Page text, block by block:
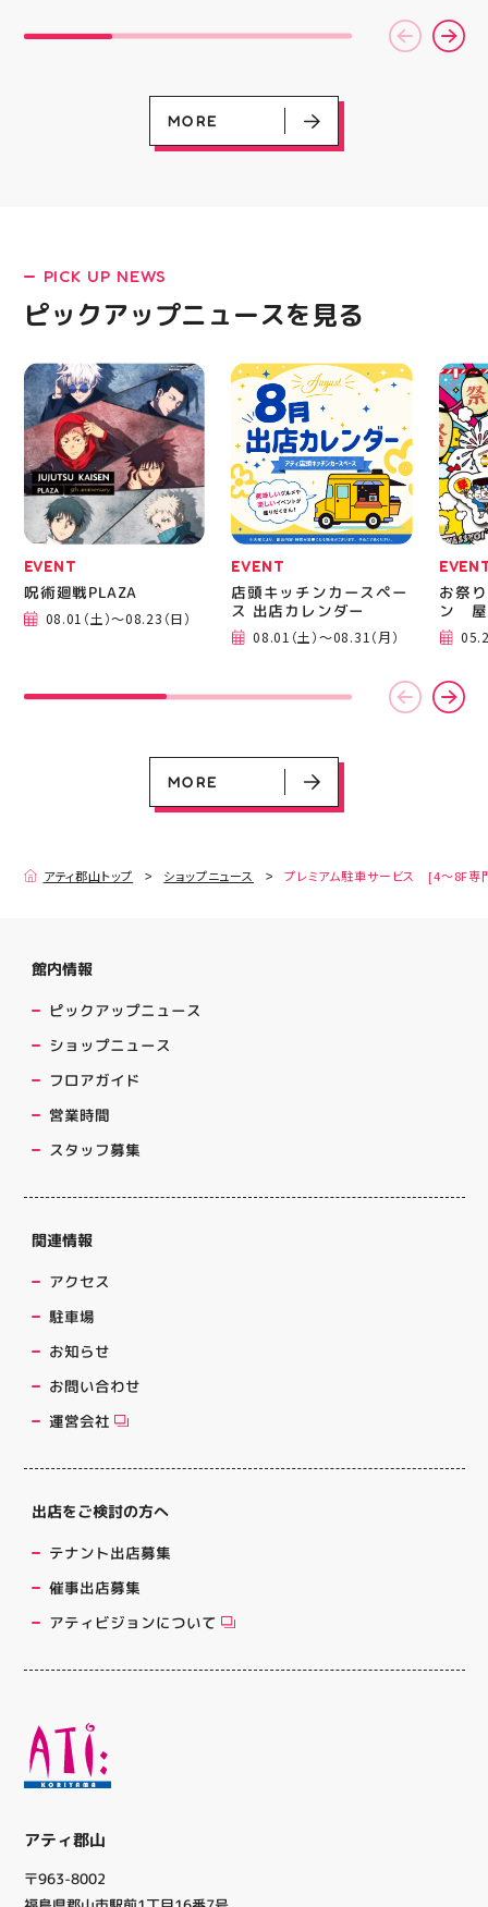
LATEST!
ピックアップニュース
08.01（土）～08.23（日）
レンダー
評営業中！
車サービス
専門店対象]
ージファクトリー”へ遊
6」の紹介でした ・ 特
徴としては ☆軽量かつ
搭載し、推進力を向上さ
せました！
☆ASICSGRIPを前足部に
追加し、グリップ力を向
をカジュアルに走りたい
方や仕事履き、夏のお出
のクッションシューズに
なっています 人気ラン
ニングシューズの最新作
になります！ ・ 気にな
る方は是非、店頭に足を
運んでください！ スポ
ーツナビゲーター一同、
店頭でお待ちしておりま
す(⁠◍⁠•⁠ᴗ⁠•⁠◍⁠)⁠ ・ #ゼビオ
#アティ郡山 #福島美少
女図鑑 #照山楓香
#ASICS
いたしま
22:00
はプ
から
━━━━
郡山
BBQ
祭り
手ぶ
み #
ィナ
#夏の
MORE
PICK UP NEWS
ピックアップニュースを見る
EVENT
呪術廻戦PLAZA
08.01（土）～08.23（日）
EVENT
店頭キッチンカースペー
ス 出店カレンダー
08.01（土）～08.31（月）
お祭
ン 屋
MORE
アティ郡山トップ ショップニュース プレミアム駐車サービス [4～8F専
アティ郡山
〒963-8002
館内情報
ピックアップニュース
ショップニュース
フロアガイド
営業時間
スタッフ募集
関連情報
アクセス
駐車場
お知らせ
お問い合わせ
運営会社
出店をご検討の方へ
テナント出店募集
催事出店募集
アティビジョンについて